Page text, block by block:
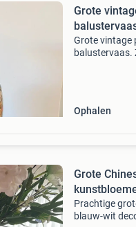
Grote
Grote vintage
balustervaas.
Ophalen
Grote
Prachtige
blauw-wit